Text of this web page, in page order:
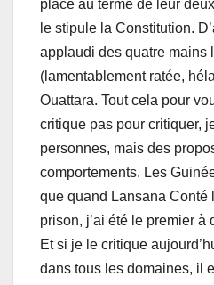
place au terme de leur
le stipule la Constitution.
applaudi des quatre mains
(lamentablement ratée,
Ouattara. Tout cela pour
critique pas pour critiquer,
personnes, mais des
comportements. Les
que quand Lansana Conté
prison, j’ai été le premier à
Et si je le critique
dans tous les domaines, il